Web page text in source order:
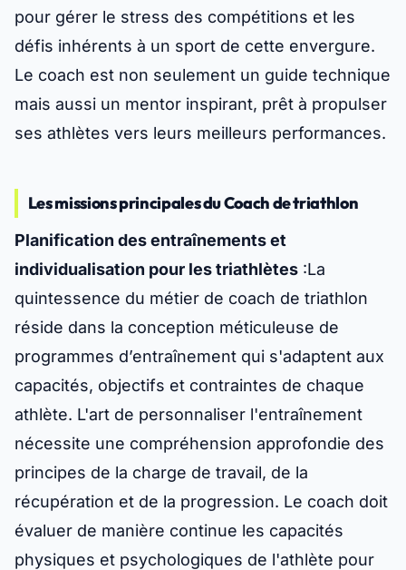
pour gérer le stress des compétitions et les
défis inhérents à un sport de cette envergure.
Le coach est non seulement un guide technique
mais aussi un mentor inspirant, prêt à propulser
ses athlètes vers leurs meilleurs performances.
Les missions principales du Coach de triathlon
Planification des entraînements et
individualisation pour les triathlètes :La
quintessence du métier de coach de triathlon
réside dans la conception méticuleuse de
programmes d’entraînement qui s'adaptent aux
capacités, objectifs et contraintes de chaque
athlète. L'art de personnaliser l'entraînement
nécessite une compréhension approfondie des
principes de la charge de travail, de la
récupération et de la progression. Le coach doit
évaluer de manière continue les capacités
physiques et psychologiques de l'athlète pour